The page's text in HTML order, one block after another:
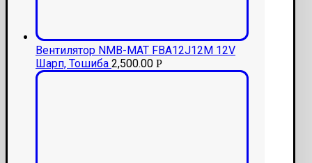
Вентилятор NMB-MAT FBA12J12M 12V
Шарп, Тошиба 2,500.00 Р